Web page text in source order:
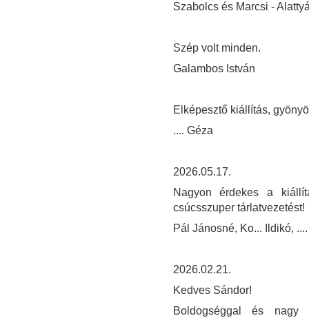
Szabolcs és Marcsi -
Szép volt minden.
Galambos István
Elképesztő kiállítás,
.... Géza
2026.05.17.
Nagyon érdekes a
csúcsszuper tárlatvezetést!
Pál Jánosné, Ko... Ildikó,
2026.02.21.
Kedves Sándor!
Boldogséggal és nagy